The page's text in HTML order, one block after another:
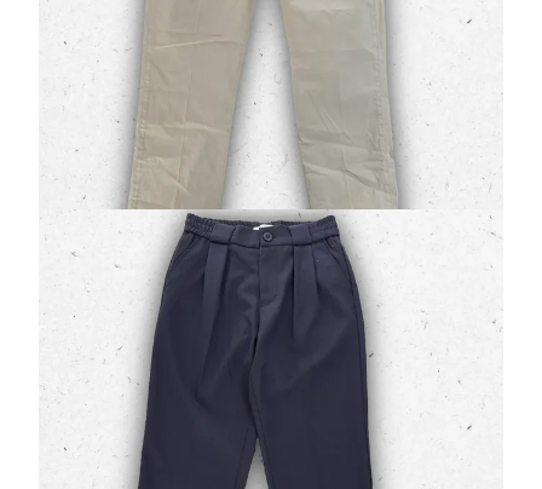
pantalaccio Jeckerson modello 134P
concetto di pantalone casual p…
52,50 €
Pantalone Ragazzo Jeckerson in Fresco Lana
Blu Navy
(0 Valutazioni)
Jeckerson
•Jeans e Pantaloni Ragazzo
L'eccellenza della sartoria italiana incontra le esigenze
della linea Teen: il
pantalone Jeckerson in fresco
lana
è il sinonimo di el…